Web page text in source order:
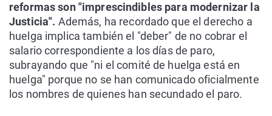
reformas son "imprescindibles para modernizar la
Justicia". Además, ha recordado que el derecho a
huelga implica también el "deber" de no cobrar el
salario correspondiente a los días de paro,
subrayando que "ni el comité de huelga está en
huelga" porque no se han comunicado oficialmente
los nombres de quienes han secundado el paro.